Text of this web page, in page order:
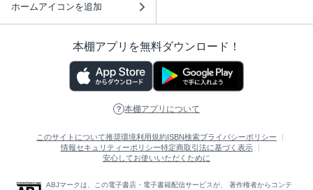
ホームアイコンを追加
本棚アプリを無料ダウンロード！
本棚アプリについて
このサイトについて推奨環境利用規約ISBN検索プライバシーポリシー
情報セキュリティーポリシー特定商取引法に基づく表示
安心してお使いいただくために
ABJマークは、この電子書店・電子書籍配信サービスが、 著作権者からコンテ